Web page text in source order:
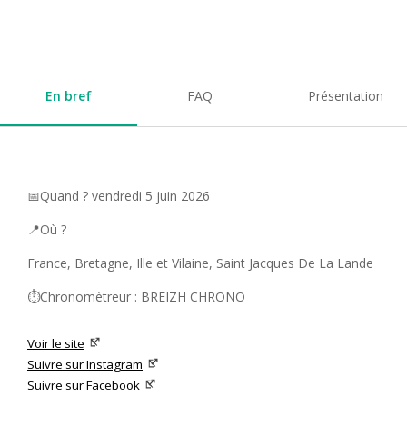
En bref FAQ Présentation
📅Quand ? vendredi 5 juin 2026
📍Où ?
France, Bretagne, Ille et Vilaine, Saint Jacques De La Lande
⏱️Chronomètreur : BREIZH CHRONO
Voir le site
Suivre sur Instagram
Suivre sur Facebook